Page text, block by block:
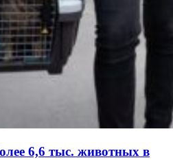
6,6 тыс. животных в